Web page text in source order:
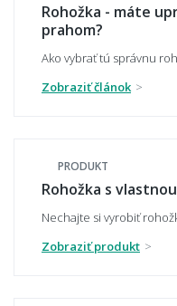
Čo je kokosová
Vydrží vonkajšia
Rohožka - máte
prahom?
Ako vybrať tú správnu
Zobraziť článok
PRODUKT
Rohožka s
Nechajte si vyrobiť
Zobraziť produkt